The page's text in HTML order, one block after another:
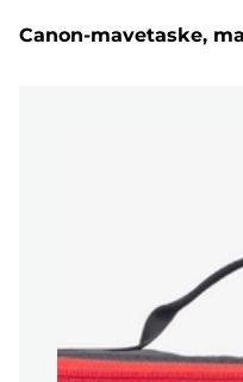
Canon-mavetaske,